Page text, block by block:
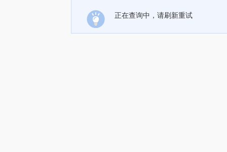
正在查询中，请刷新重试